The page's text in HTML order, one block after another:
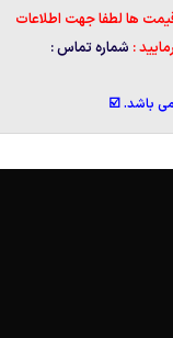
ها لطفا جهت اطلاعات
: شماره تماس :